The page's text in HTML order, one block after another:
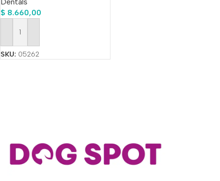
$ 8.660,00
Añadir Al Carrito
SKU: 05262